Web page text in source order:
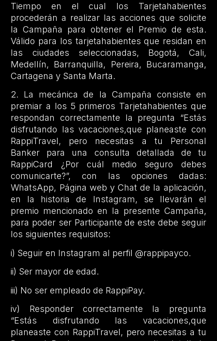
Tiempo en el cual los Tarjetahabientes
procederán a realizar las acciones que solicite
la Campaña para obtener el Premio de esta.
Válido para los tarjetahabientes que residan en
las ciudades seleccionadas, Bogotá, Cali,
Medellín, Barranquilla, Pereira, Bucaramanga,
Cartagena y Santa Marta.
2. La mecánica de la Campaña consiste en
premiar a los 5 primeros Tarjetahabientes que
respondan correctamente la pregunta “Estás
disfrutando las vacaciones,que planeaste con
RappiTravel, pero necesitas a tu Personal
Banker para una consulta detallada de tu
RappiCard ¿Por cuál medio seguro debes
comunicarte?”, con las opciones dadas:
WhatsApp, Página web y Chat de la aplicación,
en la historia de Instagram, se llevarán el
premio mencionado en la presente Campaña,
para poder ser Participante de este debe seguir
los siguientes requisitos:
i) Seguir en Instagram al perfil @rappipayco.
ii) Ser mayor de edad.
iii) No ser empleado de RappiPay.
iv) Responder correctamente la pregunta
“Estás disfrutando las vacaciones,que
planeaste con RappiTravel, pero necesitas a tu